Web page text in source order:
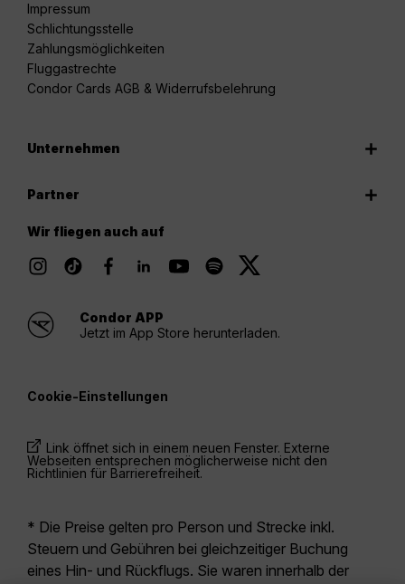
Impressum
Schlichtungsstelle
Zahlungsmöglichkeiten
Fluggastrechte
Condor Cards AGB & Widerrufsbelehrung
Unternehmen
Partner
Wir fliegen auch auf
Condor APP
Jetzt im App Store herunterladen.
Cookie-Einstellungen
Link öffnet sich in einem neuen Fenster. Externe
Webseiten entsprechen möglicherweise nicht den
Richtlinien für Barrierefreiheit.
* Die Preise gelten pro Person und Strecke inkl.
Steuern und Gebühren bei gleichzeitiger Buchung
eines Hin- und Rückflugs. Sie waren innerhalb der